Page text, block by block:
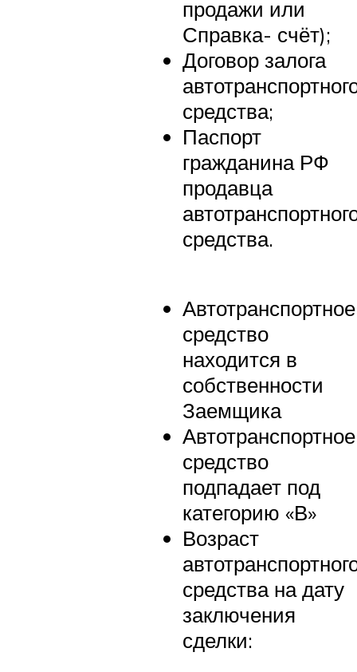
продажи или
Справка- счёт);
Договор залога
средства;
Паспорт
гражданина РФ
продавца
средства.
Автотранспортное
средство
находится в
собственности
Заемщика
Автотранспортное
средство
подпадает под
категорию «В»
Возраст
средства на дату
заключения
сделки: